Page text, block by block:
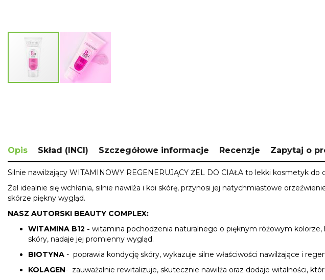
images
gallery
Opis Skład (INCI) Szczegółowe informacje Recenzje Zapytaj o
Silnie nawilżający WITAMINOWY REGENERUJĄCY ŻEL DO CIAŁA to lekki kosmetyk do
Żel idealnie się wchłania, silnie nawilża i koi skórę, przynosi jej natychmiastowe
skórze piękny wygląd.
NASZ AUTORSKI BEAUTY COMPLEX:
WITAMINA B12 - witamina pochodzenia naturalnego o pięknym różowym kolorze,
skóry, nadaje jej promienny wygląd.
BIOTYNA - poprawia kondycję skóry, wykazuje silne właściwości nawilżające i
KOLAGEN- zauważalnie rewitalizuje, skutecznie nawilża oraz dodaje witalności,